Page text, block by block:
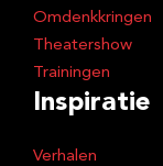
Omdenkkringen
Theatershow
Trainingen
Inspiratie
Verhalen